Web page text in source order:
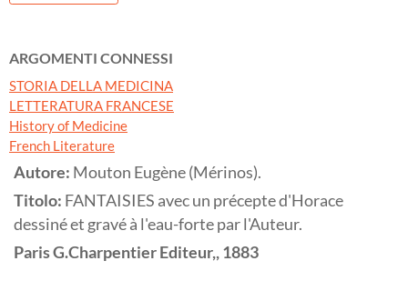
ARGOMENTI CONNESSI
STORIA DELLA MEDICINA
LETTERATURA FRANCESE
History of Medicine
French Literature
Autore: Mouton Eugène (Mérinos).
Titolo: FANTAISIES avec un précepte d'Horace
dessiné et gravé à l'eau-forte par l'Auteur.
ParisG.Charpentier Editeur,,1883